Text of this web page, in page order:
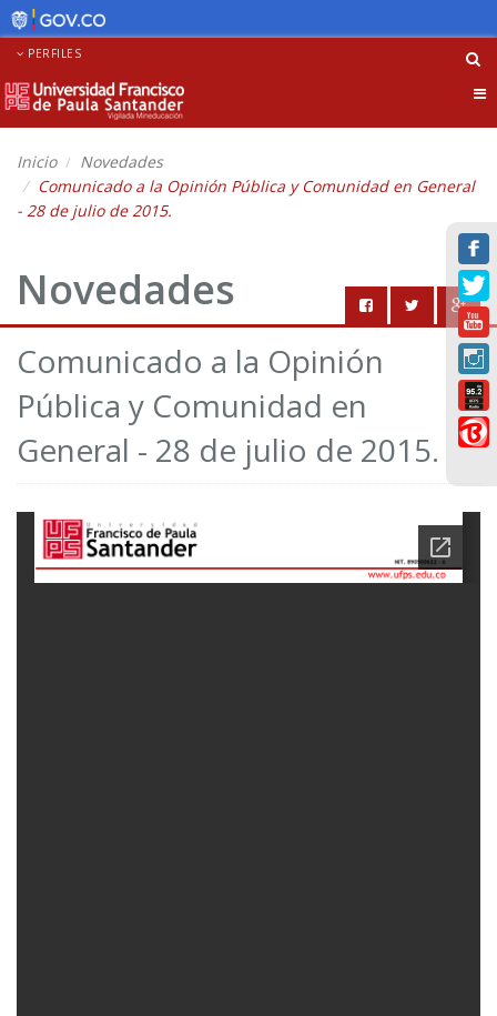
PERFILES
Inicio
Novedades
Comunicado a la Opinión Pública y Comunidad en General
- 28 de julio de 2015.
Novedades
Comunicado a la Opinión
Pública y Comunidad en
General - 28 de julio de 2015.